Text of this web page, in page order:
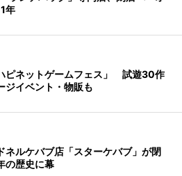
年
ピネットゲームフェス」 試遊30作
ジイベント・物販も
ネルケバブ店「スターケバブ」が閉
歴史に幕